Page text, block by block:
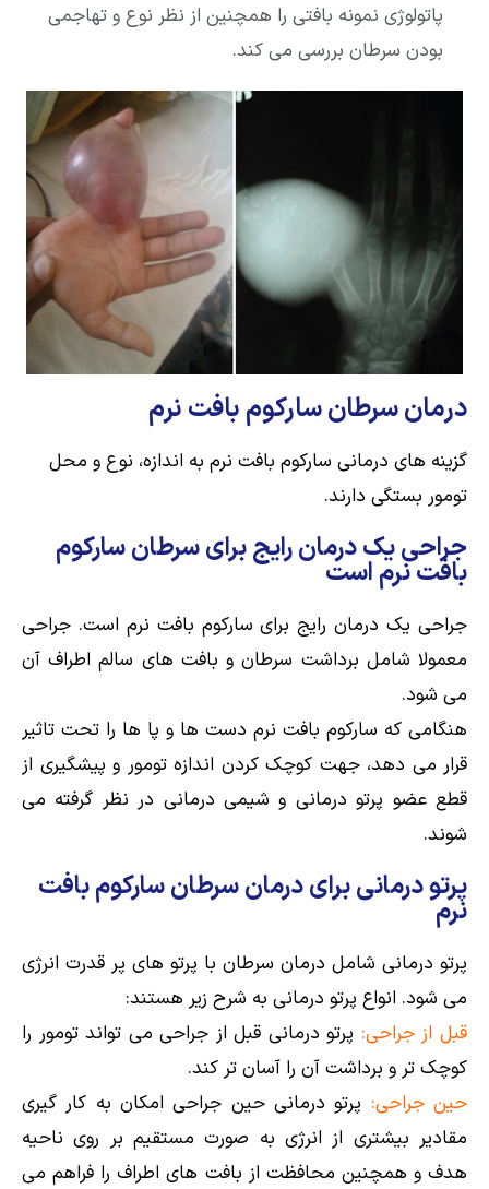
پاتولوژی نمونه بافتی را همچنین از نظر نوع و تهاجمی
بودن سرطان بررسی می کند.
درمان سرطان سارکوم بافت نرم
گزینه های درمانی سارکوم بافت نرم به اندازه، نوع و محل
تومور بستگی دارند.
جراحی یک درمان رایج برای سرطان سارکوم
بافت نرم است
جراحی یک درمان رایج برای سارکوم بافت نرم است. جراحی
معمولا شامل برداشت سرطان و بافت های سالم اطراف آن
می شود.
هنگامی که سارکوم بافت نرم دست ها و پا ها را تحت تاثیر
قرار می دهد، جهت کوچک کردن اندازه تومور و پیشگیری از
قطع عضو پرتو درمانی و شیمی درمانی در نظر گرفته می
شوند.
پرتو درمانی برای درمان سرطان سارکوم بافت
نرم
پرتو درمانی شامل درمان سرطان با پرتو های پر قدرت انرژی
می شود. انواع پرتو درمانی به شرح زیر هستند:
قبل از جراحی: پرتو درمانی قبل از جراحی می تواند تومور را
کوچک تر و برداشت آن را آسان تر کند.
حین جراحی: پرتو درمانی حین جراحی امکان به کار گیری
مقادیر بیشتری از انرژی به صورت مستقیم بر روی ناحیه
هدف و همچنین محافظت از بافت های اطراف را فراهم می